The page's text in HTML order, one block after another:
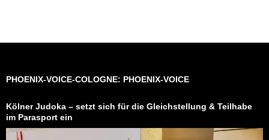
PHOENIX-VOICE-COLOGNE: PHOENIX-VOICE
Kölner Judoka – setzt sich für die Gleichstellung & Teilhabe
im Parasport ein